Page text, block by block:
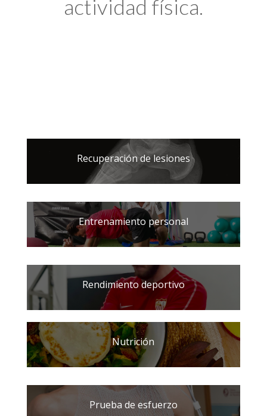
actividad física.
Recuperación de lesiones
Entrenamiento personal
Rendimiento deportivo
Nutrición
Prueba de esfuerzo